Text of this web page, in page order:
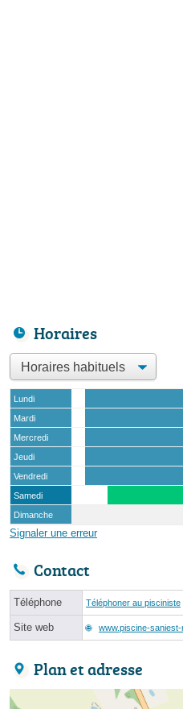
Horaires
Lundi
Mardi
Mercredi
Jeudi
Vendredi
Samedi
Dimanche
Signaler une erreur
Contact
Téléphone Téléphoner au pisciniste
Site web www.piscine-
Plan et adresse